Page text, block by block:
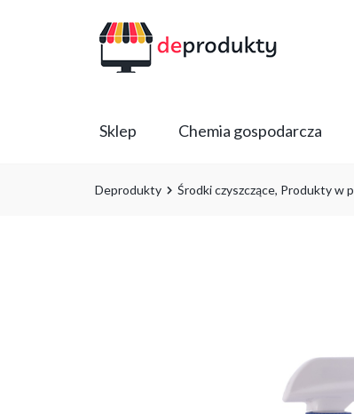
Sklep Chemia gospodarcza
Deprodukty Środki czyszczące, Produkty w